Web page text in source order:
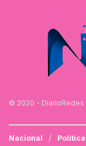
© 2020 - DiarioRedes
Nacional Política